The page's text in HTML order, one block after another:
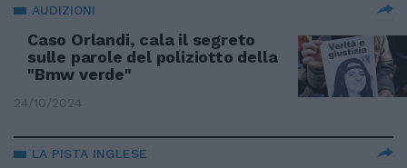
AUDIZIONI
Caso Orlandi, cala il segreto
sulle parole del poliziotto della
"Bmw verde"
24/10/2024
LA PISTA INGLESE